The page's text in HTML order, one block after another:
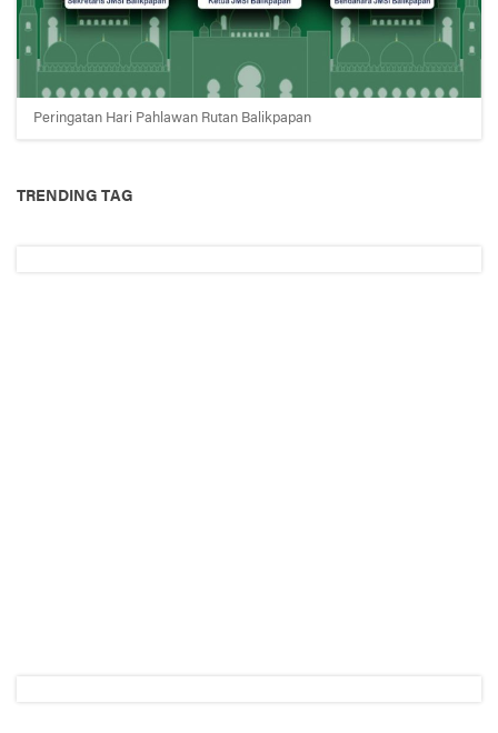
Peringatan Hari Pahlawan Rutan Balikpapan
TRENDING TAG